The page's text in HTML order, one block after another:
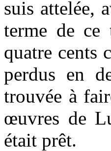
suis attelée,
terme de
quatre cents
perdus en
trouvée à
œuvres de
était prêt.